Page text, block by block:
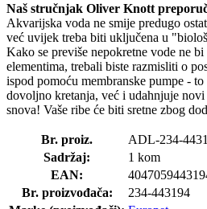
Naš stručnjak Oliver Knott
Akvarijska voda ne smije predugo
već uvijek treba biti uključena u
Kako se previše nepokretne vode ne
elementima, trebali biste razmisliti o
ispod pomoću membranske pumpe - to
dovoljno kretanja, već i udahnjuje
snova! Vaše ribe će biti sretne zbog
Br. proiz.
ADL-234-
Sadržaj:
1 kom
EAN:
Br. proizvođača:
234-443194